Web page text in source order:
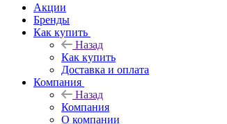
Акции
Бренды
Как купить
Назад
Как купить
Доставка и оплата
Компания
Назад
Компания
О компании